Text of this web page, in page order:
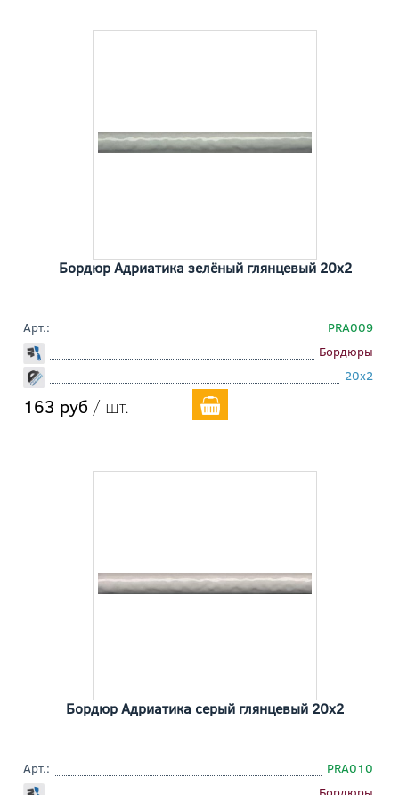
Бордюр Адриатика зелёный глянцевый 20x2
Арт.:
PRA009
Бордюры
20x2
163 руб / шт.
Бордюр Адриатика серый глянцевый 20x2
Арт.:
PRA010